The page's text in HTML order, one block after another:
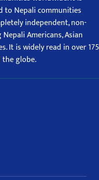
to Nepali communities
independent, non-
Americans, Asian
It is widely read in over 175
globe.